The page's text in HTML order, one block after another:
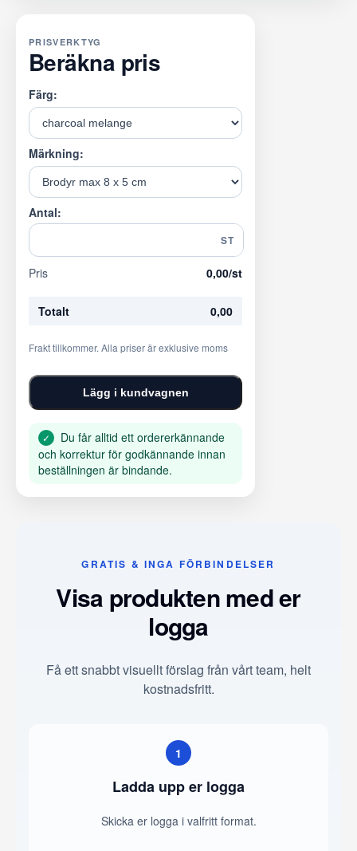
PRISVERKTYG
Beräkna pris
Färg:
Märkning:
Antal:
ST
Pris 0,00/st
Totalt 0,00
Frakt tillkommer. Alla priser är exklusive moms
Lägg i kundvagnen
✓
Du får alltid ett ordererkännande
och korrektur för godkännande innan
beställningen är bindande.
GRATIS & INGA FÖRBINDELSER
Visa produkten med er
logga
Få ett snabbt visuellt förslag från vårt team, helt
kostnadsfritt.
1
Ladda upp er logga
Skicka er logga i valfritt format.